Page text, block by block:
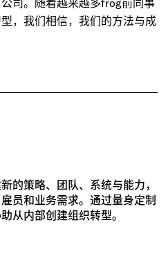
，我们相信，我们的方法与成
的策略、团队、系统与能力，
员和业务需求。通过量身定制
从内部创建组织转型。